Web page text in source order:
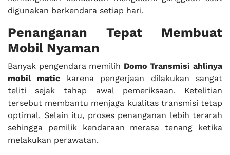
digunakan berkendara setiap hari.
Penanganan Tepat Membuat
Mobil Nyaman
Banyak pengendara memilih Domo Transmisi ahlinya
mobil matic karena pengerjaan dilakukan sangat
teliti sejak tahap awal pemeriksaan. Ketelitian
tersebut membantu menjaga kualitas transmisi tetap
optimal. Selain itu, proses penanganan lebih terarah
sehingga pemilik kendaraan merasa tenang ketika
melakukan perawatan.